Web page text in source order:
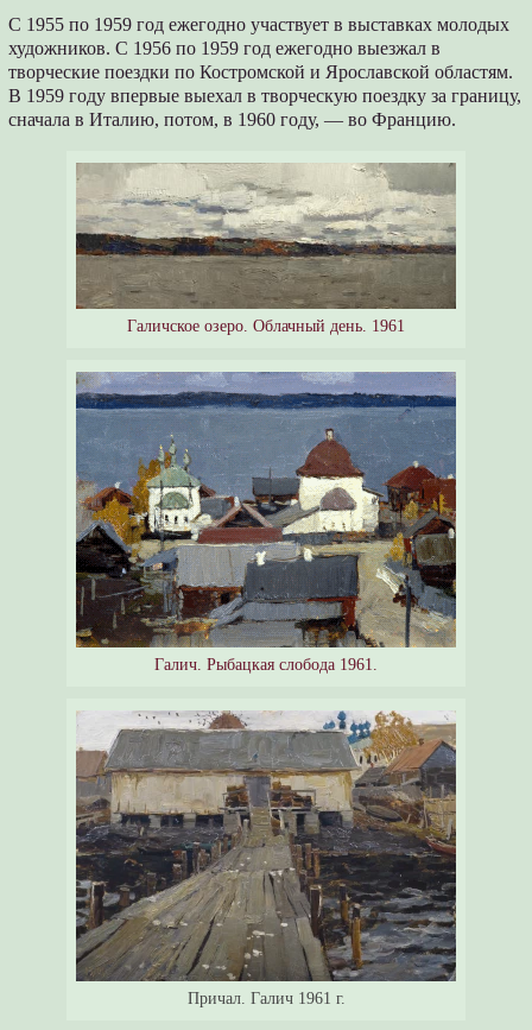
С 1955 по 1959 год ежегодно участвует в выставках молодых
художников. С 1956 по 1959 год ежегодно выезжал в
творческие поездки по Костромской и Ярославской областям.
В 1959 году впервые выехал в творческую поездку за границу,
сначала в Италию, потом, в 1960 году, — во Францию.
Галичское озеро. Облачный день. 1961
Галич. Рыбацкая слобода 1961.
Причал. Галич 1961 г.